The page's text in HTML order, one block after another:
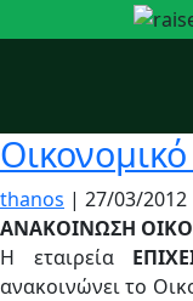
thanos | 27/03/2012
ΑΝΑΚΟΙΝΩΣΗ
Η εταιρεία
ανακοινώνει το